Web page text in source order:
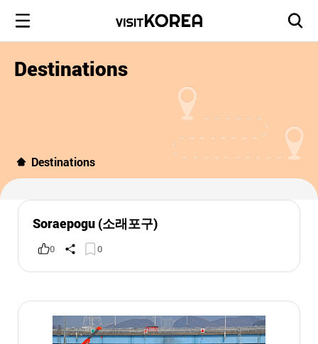
Destinations
Destinations
Soraepogu (소래포구)
0 0